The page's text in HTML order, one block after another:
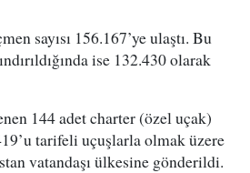
sayısı 156.167’ye ulaştı. Bu
ise 132.430 olarak
144 adet charter (özel uçak)
tarifeli uçuşlarla olmak üzere
vatandaşı ülkesine gönderildi.